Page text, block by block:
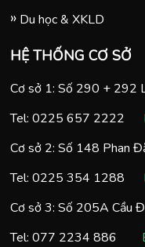
Du học & XKLD
HỆ THỐNG CƠ SỞ
Cơ sở 1: Số 290 + 292
Tel: 0225 657 2222
Cơ sở 2: Số 148 Phan
Tel: 0225 354 1288
Cơ sở 3: Số 205A Cầu
Tel: 077 2234 886